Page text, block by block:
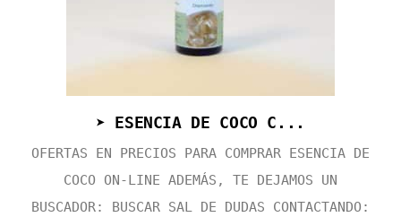
➤ ESENCIA DE COCO C...
OFERTAS EN PRECIOS PARA COMPRAR ESENCIA DE
COCO ON-LINE ADEMÁS, TE DEJAMOS UN
BUSCADOR: BUSCAR SAL DE DUDAS CONTACTANDO: